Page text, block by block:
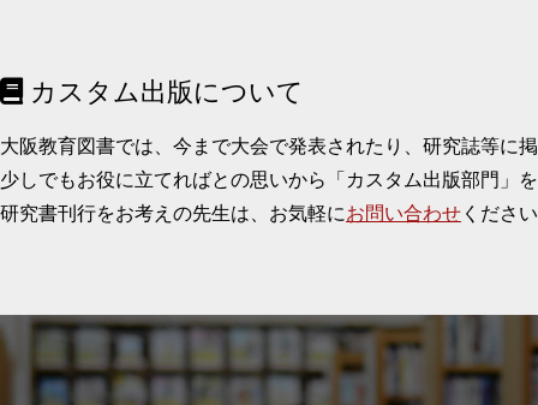
カスタム出版について
大阪教育図書では、今まで大会で発表されたり、研究誌等に
少しでもお役に立てればとの思いから「カスタム出版部門」
研究書刊行をお考えの先生は、お気軽にお問い合わせ くださ